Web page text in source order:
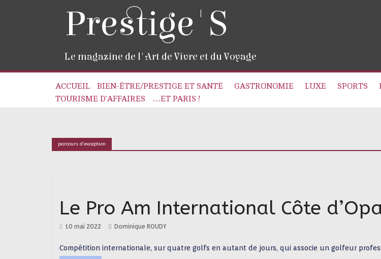
Prestige'S
Le magazine de l'Art de Vivre et du Voyage
ACCUEIL BIEN-ÊTRE/PRESTIGE ET SANTÉ GASTRONOMIE LUXE SPORTS
TOURISME D’AFFAIRES
…ET PARIS !
parcours d’exception
Le Pro Am International Côte
10 mai 2022 Dominique ROUDY
Compétition internationale, sur quatre golfs en autant de jours, qui associe un golfeur